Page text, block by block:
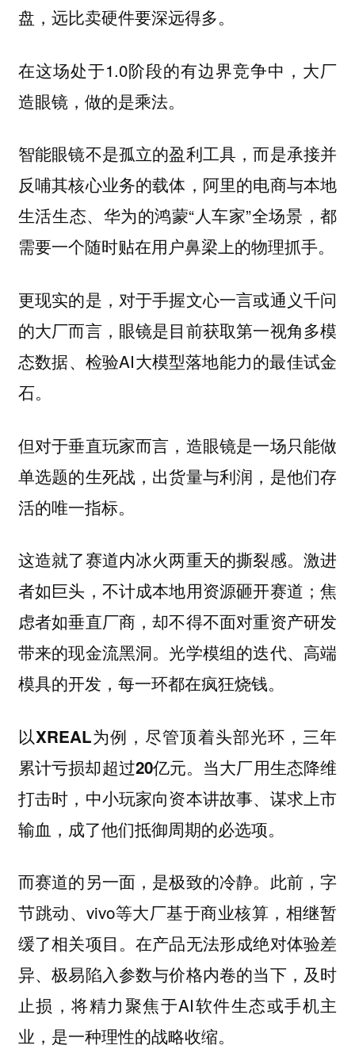
盘，远比卖硬件要深远得多。
在这场处于1.0阶段的有边界竞争中，大厂
造眼镜，做的是乘法。
智能眼镜不是孤立的盈利工具，而是承接并
反哺其核心业务的载体，阿里的电商与本地
生活生态、华为的鸿蒙“人车家”全场景，都
需要一个随时贴在用户鼻梁上的物理抓手。
更现实的是，对于手握文心一言或通义千问
的大厂而言，眼镜是目前获取第一视角多模
态数据、检验AI大模型落地能力的最佳试金
石。
但对于垂直玩家而言，造眼镜是一场只能做
单选题的生死战，出货量与利润，是他们存
活的唯一指标。
这造就了赛道内冰火两重天的撕裂感。激进
者如巨头，不计成本地用资源砸开赛道；焦
虑者如垂直厂商，却不得不面对重资产研发
带来的现金流黑洞。光学模组的迭代、高端
模具的开发，每一环都在疯狂烧钱。
以XREAL为例，尽管顶着头部光环，三年
累计亏损却超过20亿元。当大厂用生态降维
打击时，中小玩家向资本讲故事、谋求上市
输血，成了他们抵御周期的必选项。
而赛道的另一面，是极致的冷静。此前，字
节跳动、vivo等大厂基于商业核算，相继暂
缓了相关项目。在产品无法形成绝对体验差
异、极易陷入参数与价格内卷的当下，及时
止损，将精力聚焦于AI软件生态或手机主
业，是一种理性的战略收缩。